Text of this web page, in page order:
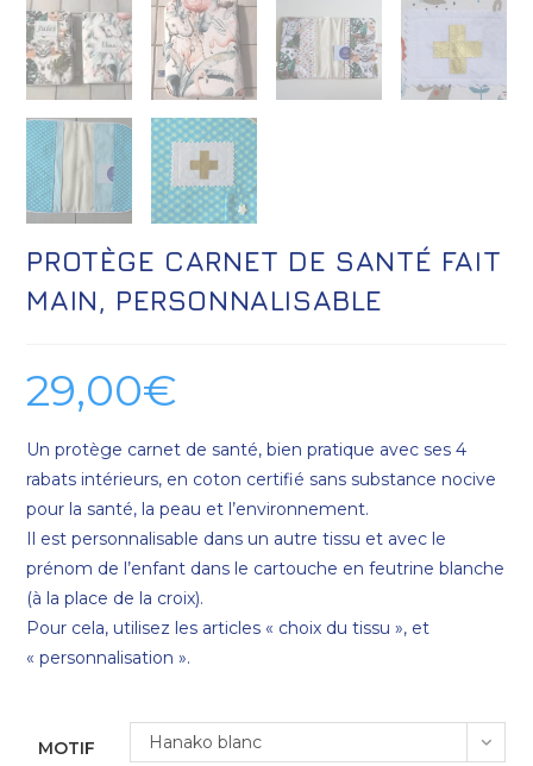
PROTÈGE CARNET DE SANTÉ FAIT
MAIN, PERSONNALISABLE
29,00€
Un protège carnet de santé, bien pratique avec ses 4
rabats intérieurs, en coton certifié sans substance nocive
pour la santé, la peau et l’environnement.
Il est personnalisable dans un autre tissu et avec le
prénom de l’enfant dans le cartouche en feutrine blanche
(à la place de la croix).
Pour cela, utilisez les articles « choix du tissu », et
« personnalisation ».
MOTIF Hanako blanc